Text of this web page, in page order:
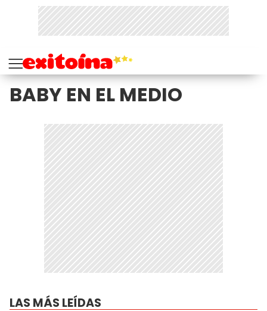
BABY EN EL MEDIO
LAS MÁS LEÍDAS